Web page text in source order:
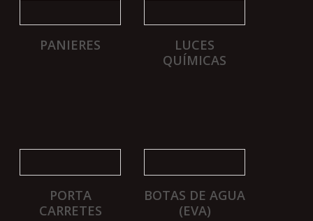
PANIERES
LUCES
QUÍMICAS
PORTA
CARRETES
BOTAS DE AGUA
(EVA)